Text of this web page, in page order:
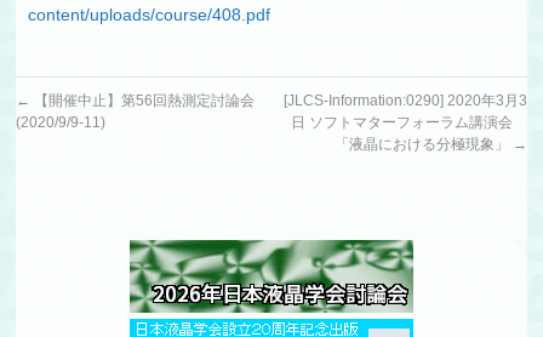
content/uploads/course/408.pdf
←
【開催中止】第56回熱測定討論会
(2020/9/9-11)
[JLCS-Information:0290] 2020年3月3
日 ソフトマターフォーラム講演会
「液晶における分極現象」
→